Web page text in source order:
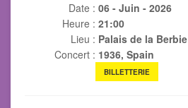
Date : 06 - Juin - 2026
Heure : 21:00
Lieu : Palais de la Berbie
Concert : 1936, Spain
BILLETTERIE